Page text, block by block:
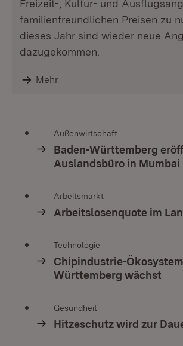
Freizeit-, Kultur- und
familienfreundlichen Preisen zu
dieses Jahr sind wieder neue
dazugekommen.
Mehr
Außenwirtschaft
Baden-Württemberg
Auslandsbüro in Mumbai
Arbeitsmarkt
Arbeitslosenquote im
Technologie
Chipindustrie-
Württemberg wächst
Gesundheit
Hitzeschutz wird zur